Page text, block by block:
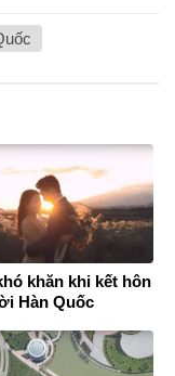
khăn khi kết hôn
Hàn Quốc